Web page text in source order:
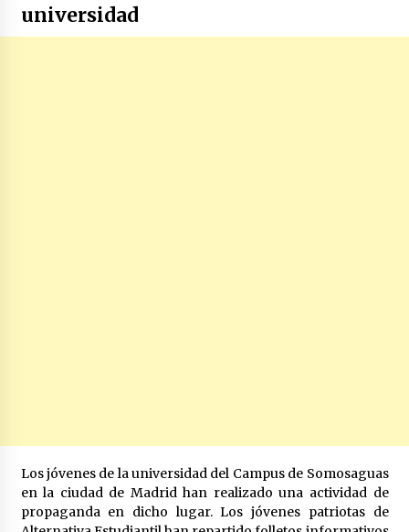
universidad
Los jóvenes de la universidad del Campus de Somosaguas
en la ciudad de Madrid han realizado una actividad de
propaganda en dicho lugar. Los jóvenes patriotas de